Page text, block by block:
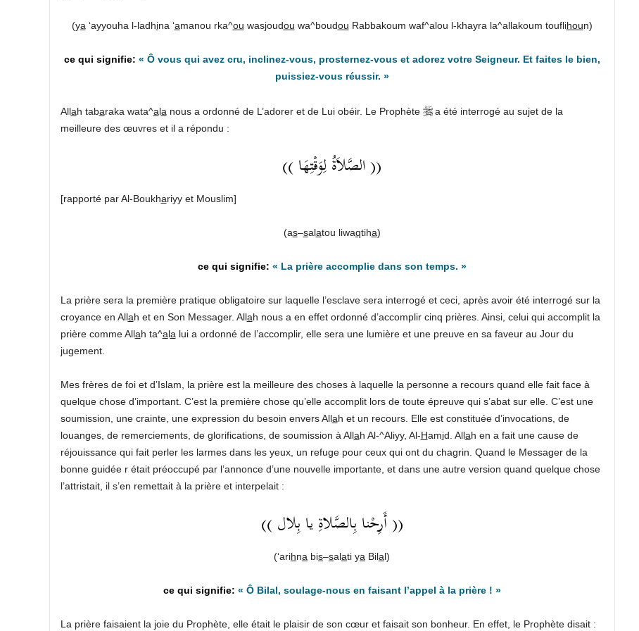
(ya ‘ayyouha l-ladhina ‘amanou rka^ou wasjoudou wa^boudou Rabbakoum waf^alou l-khayra la^allakoum touflihoun)
« Ô vous qui avez cru, inclinez-vous, prosternez-vous et adorez votre Seigneur. Et faites le bien,
puissiez-vous réussir. »
Allah tabaraka wata^ala nous a ordonné de L’adorer et de Lui obéir. Le Prophète
a été interrogé au sujet de la
meilleure des œuvres et il a répondu :
(( الصَّلاَةُ لِوَقْتِهَا ))
[rapporté par Al-Boukhariyy et Mouslim]
(as–salatou liwaqtiha)
« La prière accomplie dans son temps. »
La prière sera la première pratique obligatoire sur laquelle l’esclave sera interrogé et ceci, après avoir été interrogé sur la
croyance en Allah et en Son Messager. Allah nous a en effet ordonné d’accomplir cinq prières. Ainsi, celui qui accomplit la
prière comme Allah ta^ala lui a ordonné de l’accomplir, elle sera une lumière et une preuve en sa faveur au Jour du
jugement.
Mes frères de foi et d’Islam, la prière est la meilleure des choses à laquelle la personne a recours quand elle fait face à
quelque chose d’important. C’est la première chose qu’elle accomplit lors de toute épreuve qui s’abat sur elle. C’est une
soumission, une crainte, une expression du besoin envers Allah et un recours. Elle est constituée d’invocations, de
louanges, de remerciements, de glorifications, de soumission à Allah Al-^Aliyy, Al-Hamid. Allah en a fait une cause de
réjouissance qui fait perler les larmes dans les yeux, un refuge pour ceux qui ont du chagrin. Quand le Messager de la
bonne guidée r était préoccupé par l’annonce d’une nouvelle importante, et dans une autre version quand quelque chose
l’attristait, il s’en remettait à la prière et interpelait :
(( أَرِحْنا بِالصَّلاةِ يا بِلال ))
(‘arihna bis–salati ya Bilal)
« Ô Bilal, soulage-nous en faisant l’appel à la prière ! »
La prière faisaient la joie du Prophète, elle était le plaisir de son cœur et faisait son bonheur. En effet, le Prophète disait :